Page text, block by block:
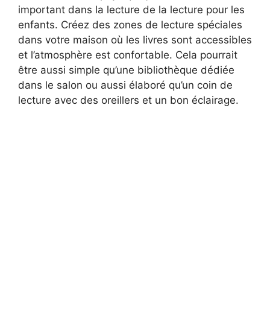
important dans la lecture de la lecture pour les
enfants. Créez des zones de lecture spéciales
dans votre maison où les livres sont accessibles
et l’atmosphère est confortable. Cela pourrait
être aussi simple qu’une bibliothèque dédiée
dans le salon ou aussi élaboré qu’un coin de
lecture avec des oreillers et un bon éclairage.